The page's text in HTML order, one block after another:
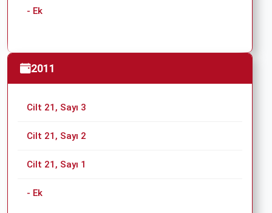
- Ek
2011
Cilt 21, Sayı 3
Cilt 21, Sayı 2
Cilt 21, Sayı 1
- Ek